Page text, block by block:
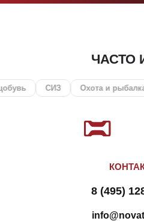
ЧАСТО
СИЗ Охота и рыбалка
8 (495)